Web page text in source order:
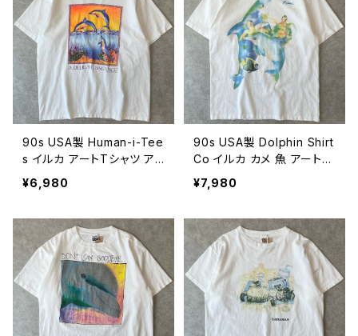
90s USA製 Human-i-Tee
s イルカ アートTシャツ ア
ニマル ヴィンテージ シング
ルステッチ 動物 絶滅危惧
ージ XL 26080612
¥6,980
90s USA製 Dolphin Shirt
Co イルカ カメ 魚 アートT
シャツ アニマル ヴィンテー
ジ シングルステッチ 亀 動
白 ホワイト L 26080611
¥7,980